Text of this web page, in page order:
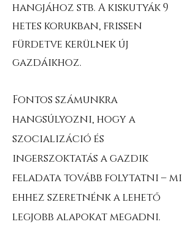
hangjához stb. A kiskutyák 9
hetes korukban, frissen
fürdetve kerülnek új
gazdáikhoz.
Fontos számunkra
hangsúlyozni, hogy a
szocializáció és
ingerszoktatás a gazdik
feladata tovább folytatni – mi
ehhez szeretnénk a lehető
legjobb alapokat megadni.